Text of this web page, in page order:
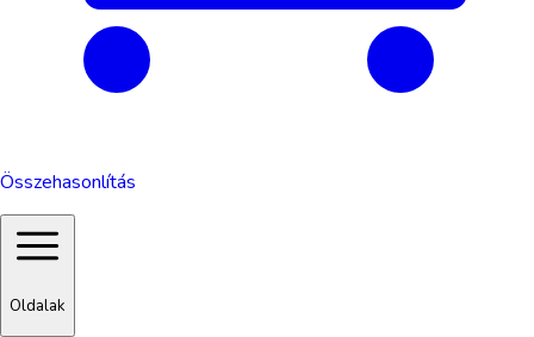
Összehasonlítás
Oldalak